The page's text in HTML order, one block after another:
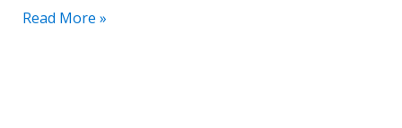
Read More »